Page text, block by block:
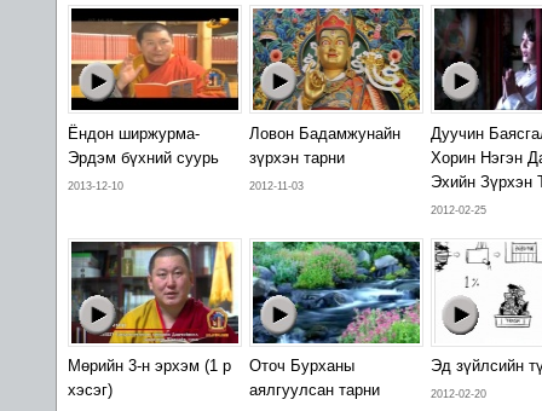
Ёндон ширжурма-
Эрдэм бүхний суурь
2013-12-10
Ловон Бадамжунайн
зүрхэн тарни
2012-11-03
Дуучин
Хорин Нэгэн
Эхийн Зүрхэн
2012-02-25
Мөрийн 3-н эрхэм (1 р
хэсэг)
Оточ Бурханы
аялгуулсан тарни
Эд зүйлсийн
2012-02-20